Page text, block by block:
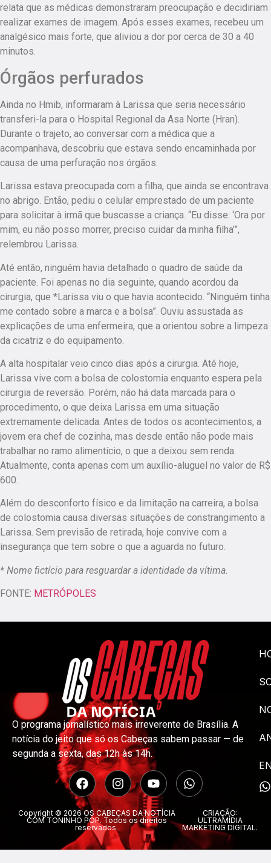
relata que as médicas demonstraram preocupação e decidiriam
realizar exames de imagem. Após esses exames, recebeu um
analgésico mais forte, que aliviou a dor por cerca de 30 a 40
minutos.
Órgãos perfurados
Ainda no Hmib, informaram à Larissa que seria necessário
transferi-la para o Hospital Regional da Asa Norte (Hran).
Durante o trajeto, ao conversar com a médica que a
acompanhava, descobriu que estava sendo encaminhada por
causa de uma perfuração nos órgãos.
Larissa estava preocupada com a filha, que ainda se encontrava
no abrigo. Então, pediu o celular emprestado de um paciente
para solicitar à irmã que buscasse a criança. “Eu disse: ‘Ora por
mim, eu não posso morrer, preciso cuidar da minha filha’”,
relembrou Larissa.
Até então, ninguém havia detalhado o quadro de saúde da
paciente. Foi apenas no dia seguinte, quando acordou da
cirurgia, que *Larissa viu o que havia acontecido. “Ninguém tinha
me contado sobre a marca e a bolsa”. Ouviu assustada as
explicações de uma enfermeira, que a orientou sobre a limpeza
da cicatriz e do equipamento.
A alta hospitalar veio cinco dias após a cirurgia. Até hoje,
Larissa vive com a bolsa de colostomia enquanto espera pela
cirurgia de reversão. Porém, não há data marcada para o
procedimento, o que deixa Larissa em uma situação
extremamente delicada. Antes de todos os acontecimentos, a
jovem era chef de cozinha, mas desde então não pode mais
trabalhar no ramo alimentício, o que a deixou sem renda.
Atualmente, conta apenas com um auxílio-aluguel no valor de R$
600.
Além do desconforto físico e da limitação na carreira, a bolsa
de colostomia causa diversas situações de constrangimento a
Larissa. Sem previsão de retirada, hoje convive com a
insegurança que tem sobre o que a aguarda no futuro.
* Nome fictício para resguardar a identidade da vítima.
FONTE: METRÓPOLES
O programa jornalístico mais irreverente de Brasília. A
notícia do jeito que só os Cabeças sabem passar — de
segunda a sexta, das 12h às 14h.
Copyright © 2026 OS CABEÇAS DA NOTÍCIA
COM TONINHO POP. Todos os direitos
reservados.
CRIAÇÃO:
ULTRAMÍDIA
MARKETING DIGITAL.